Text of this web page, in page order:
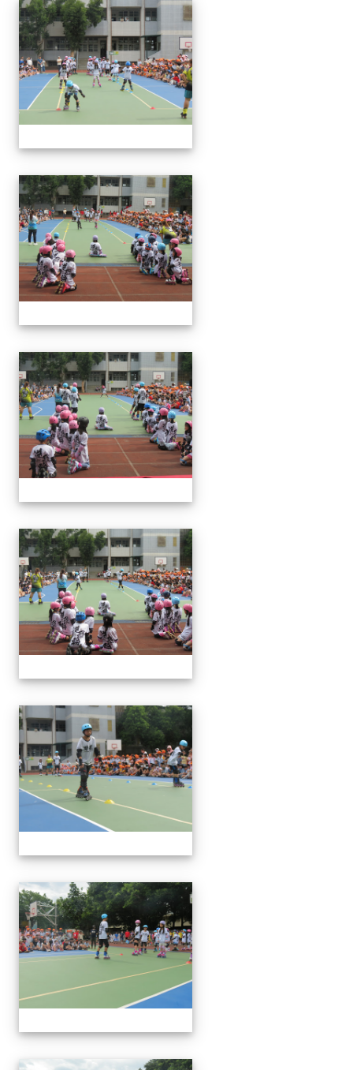
113下社團發表(6月3日)
113下社團發表(6月3日)
113下社團發表(6月3日)
113下社團發表(6月3日)
113下社團發表(6月3日)
113下社團發表(6月3日)